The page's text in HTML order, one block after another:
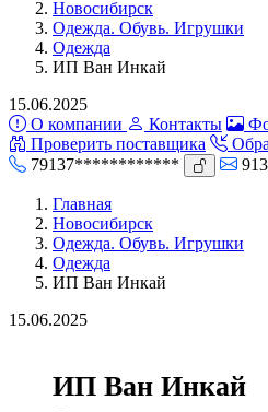
Новосибирск
Одежда. Обувь. Игрушки
Одежда
ИП Ван Инкай
15.06.2025
О компании
Контакты
Проверить поставщика
79137************
Главная
Новосибирск
Одежда. Обувь. Игрушки
Одежда
ИП Ван Инкай
15.06.2025
ИП Ван Инкай